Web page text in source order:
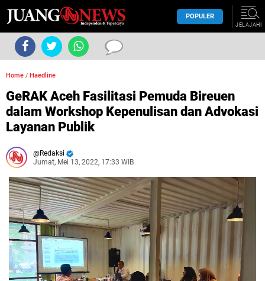
POPULER
JELAJAHI
Home / Haedline
GeRAK Aceh Fasilitasi Pemuda Bireuen
dalam Workshop Kepenulisan dan Advokasi
Layanan Publik
Redaksi
Jumat, Mei 13, 2022, 17:33 WIB